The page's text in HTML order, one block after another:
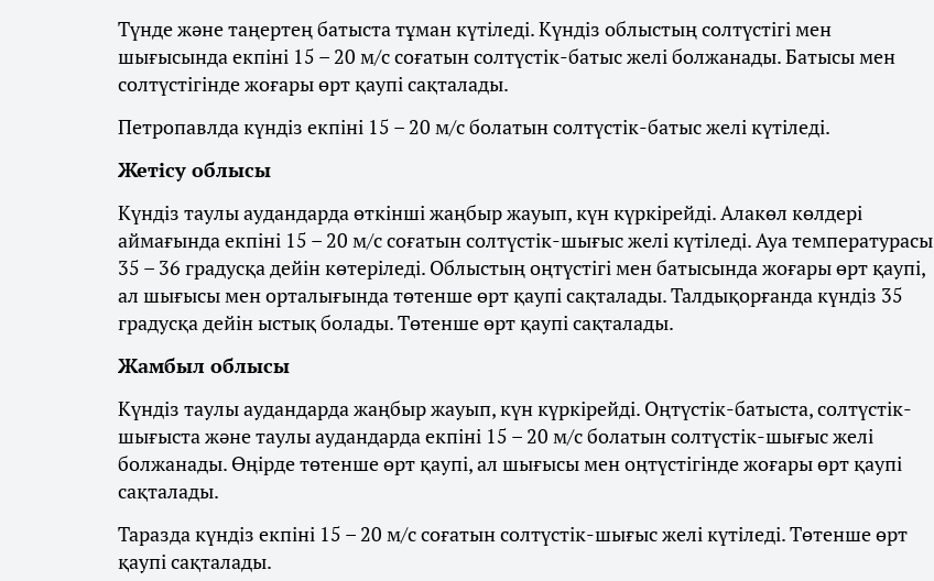
Түнде және таңертең батыста тұман күтіледі. Күндіз облыстың солтүстігі мен
шығысында екпіні 15 – 20 м/с соғатын солтүстік-батыс желі болжанады. Батысы мен
солтүстігінде жоғары өрт қаупі сақталады.
Петропавлда күндіз екпіні 15 – 20 м/с болатын солтүстік-батыс желі күтіледі.
Жетісу облысы
Күндіз таулы аудандарда өткінші жаңбыр жауып, күн күркірейді. Алакөл көлдері
аймағында екпіні 15 – 20 м/с соғатын солтүстік-шығыс желі күтіледі. Ауа температурасы
35 – 36 градусқа дейін көтеріледі. Облыстың оңтүстігі мен батысында жоғары өрт қаупі,
ал шығысы мен орталығында төтенше өрт қаупі сақталады. Талдықорғанда күндіз 35
градусқа дейін ыстық болады. Төтенше өрт қаупі сақталады.
Жамбыл облысы
Күндіз таулы аудандарда жаңбыр жауып, күн күркірейді. Оңтүстік-батыста, солтүстік-
шығыста және таулы аудандарда екпіні 15 – 20 м/с болатын солтүстік-шығыс желі
болжанады. Өңірде төтенше өрт қаупі, ал шығысы мен оңтүстігінде жоғары өрт қаупі
сақталады.
Таразда күндіз екпіні 15 – 20 м/с соғатын солтүстік-шығыс желі күтіледі. Төтенше өрт
қаупі сақталады.